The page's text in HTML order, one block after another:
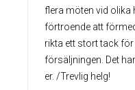
flera möten vid olika
förtroende att
rikta ett stort tack
försäljningen. Det
er. /Trevlig helg!